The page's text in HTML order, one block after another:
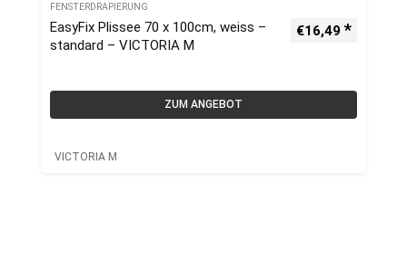
FENSTERDRAPIERUNG
EasyFix Plissee 70 x 100cm, weiss –
standard – VICTORIA M
€16,49
ZUM ANGEBOT
VICTORIA M